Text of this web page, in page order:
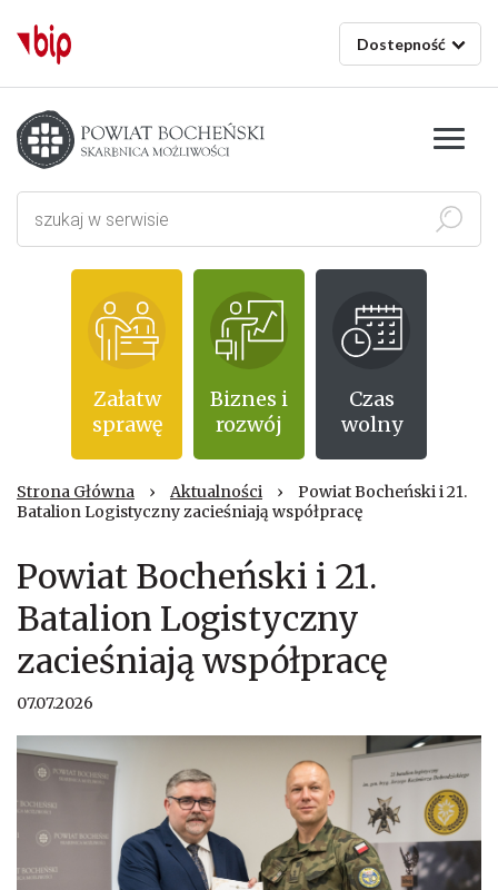
Dostepność
Starostwo powiatowe w Bochni
Szukaj
Załatw
sprawę
Biznes i
rozwój
Czas
wolny
Strona Główna › Aktualności ›
Powiat Bocheński i 21.
Batalion Logistyczny zacieśniają współpracę
Powiat Bocheński i 21.
Batalion Logistyczny
zacieśniają współpracę
07.07.2026